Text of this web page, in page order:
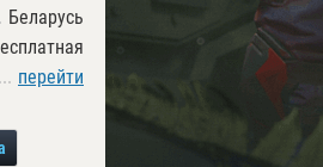
Беларусь
перейти